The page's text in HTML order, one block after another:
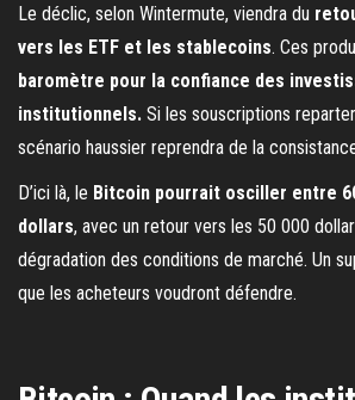
Le déclic, selon Wintermute, viendra du
vers les ETF et les stablecoins. Ces
baromètre pour la confiance des
institutionnels. Si les souscriptions
scénario haussier reprendra de la
D’ici là, le Bitcoin pourrait osciller entre
dollars, avec un retour vers les 50 000
dégradation des conditions de marché. Un
que les acheteurs voudront défendre.